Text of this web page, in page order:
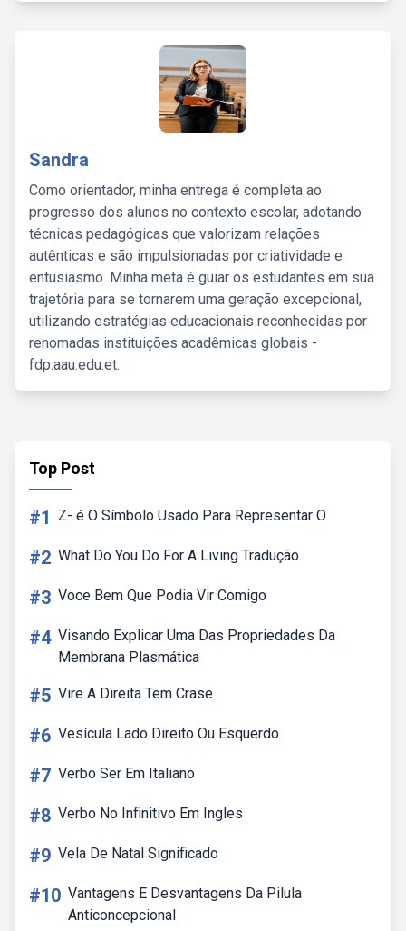
Sandra
Como orientador, minha entrega é completa ao
progresso dos alunos no contexto escolar, adotando
técnicas pedagógicas que valorizam relações
autênticas e são impulsionadas por criatividade e
entusiasmo. Minha meta é guiar os estudantes em sua
trajetória para se tornarem uma geração excepcional,
utilizando estratégias educacionais reconhecidas por
renomadas instituições acadêmicas globais -
fdp.aau.edu.et.
Top Post
#1 Z- é O Símbolo Usado Para Representar O
#2 What Do You Do For A Living Tradução
#3 Voce Bem Que Podia Vir Comigo
#4 Visando Explicar Uma Das Propriedades Da
Membrana Plasmática
#5 Vire A Direita Tem Crase
#6 Vesícula Lado Direito Ou Esquerdo
#7 Verbo Ser Em Italiano
#8 Verbo No Infinitivo Em Ingles
#9 Vela De Natal Significado
#10 Vantagens E Desvantagens Da Pilula
Anticoncepcional